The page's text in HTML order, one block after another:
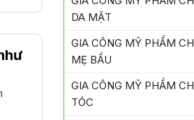
DA MẶT
GIA CÔNG MỸ PHẨM
MẸ BẦU
GIA CÔNG MỸ PHẨM
TÓC